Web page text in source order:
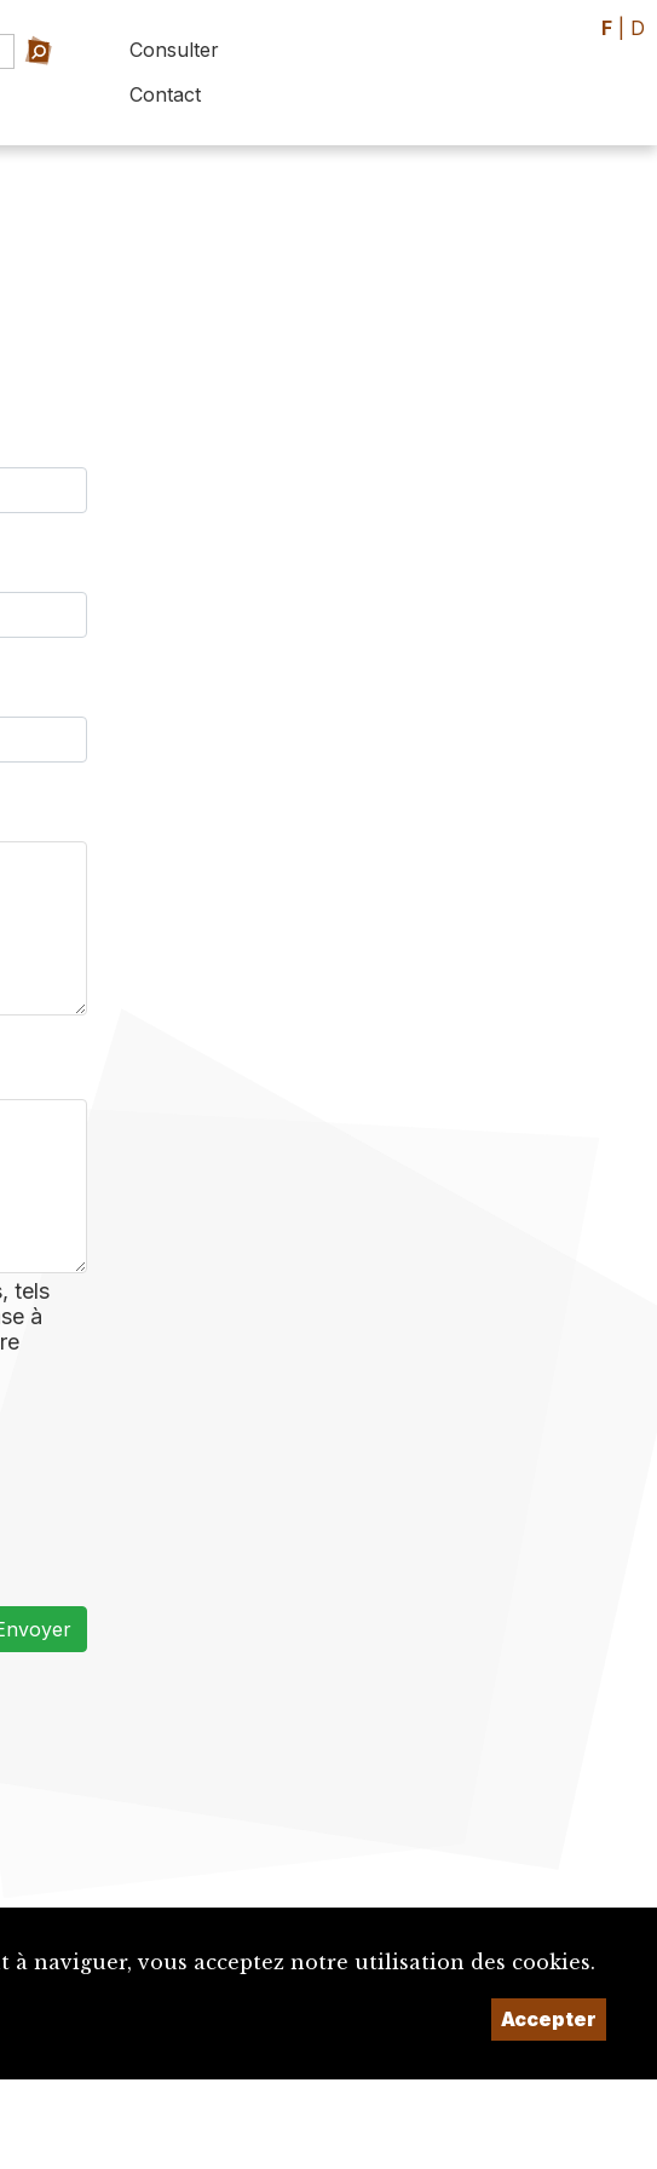
Consulter
Contact
F D
tels
à
naviguer, vous acceptez notre utilisation des cookies.
Accepter